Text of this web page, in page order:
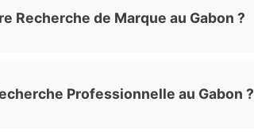
Recherche de Marque au Gabon ?
Professionnelle au Gabon ?